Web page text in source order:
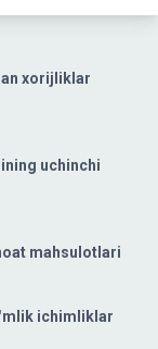
xorijliklar
uchinchi
mahsulotlari
ichimliklar